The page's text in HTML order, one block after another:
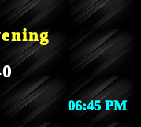
06:45 PM